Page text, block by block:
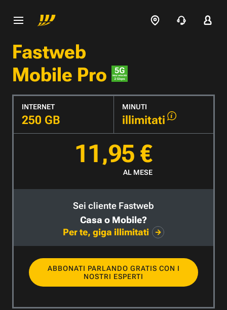
Fastweb
Mobile Pro
INTERNET
250 GB
MINUTI
illimitati
11,95 €
AL MESE
Sei cliente Fastweb
Casa o Mobile?
Per te, giga illimitati
ABBONATI PARLANDO GRATIS CON I
NOSTRI ESPERTI